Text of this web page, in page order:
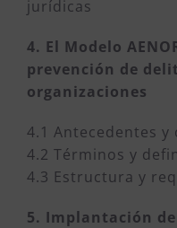
jurídicas
4. El Modelo
prevención de
organizaciones
4.1 Antecedentes y
4.2 Términos y
4.3 Estructura y
5. Implantación